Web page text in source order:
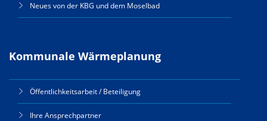
Neues von der KBG und dem Moselbad
Kommunale Wärmeplanung
Öffentlichkeitsarbeit / Beteiligung
Ihre Ansprechpartner